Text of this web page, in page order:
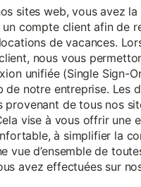
sites web, vous avez la
compte client afin de
de vacances.
nous vous
unifiée (Single Sign-
notre entreprise. Les
provenant de tous nos
vise à vous offrir une
à simplifier la
vue d’ensemble de
avez effectuées sur